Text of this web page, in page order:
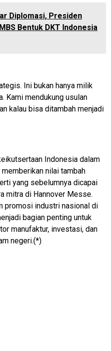
Diplomasi, Presiden
Bentuk DKT Indonesia
Ini bukan hanya milik
Kami mendukung usulan
kalau bisa ditambah menjadi
Indonesia dalam
nilai tambah
yang sebelumnya dicapai
mitra di Hannover Messe.
promosi industri nasional di
bagian penting untuk
manufaktur, investasi, dan
negeri.(*)